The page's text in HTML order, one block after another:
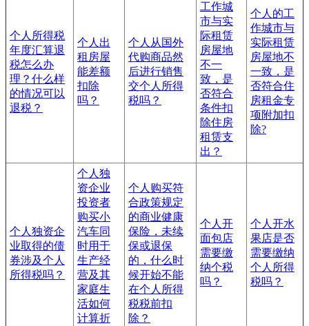
个人所得税
年度汇算退
税怎么办
理？什么样
的情况可以
退税？
个人出
租房屋
能差额
扣除
吗？
个人从国外
代购商品然
后进行销售
交个人所得
税吗？
工作城
市与实
际租赁
房屋地
不一
致，是
否符合
条件扣
除住房
租赁支
出？
个人的工
作城市与
实际租赁
房屋地不
一致，是
否符合住
房租金专
项附加扣
除?
个人独资企
业取得的债
券涉及个人
所得税吗？
个人独
资企业
投资者
购买小
汽车同
时用于
生产经
营及其
家庭生
活如何
计算折
个人购买符
合政策规定
的商业健康
保险，未续
保或退保
的，什么时
候开始不能
在个人所得
税税前扣
除？
个人开
面包店
需要缴
纳个税
吗？
个人开水
果店是否
需要缴纳
个人所得
税吗？